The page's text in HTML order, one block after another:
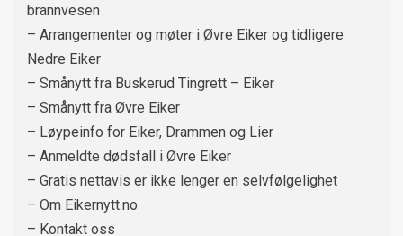
brannvesen
– Arrangementer og møter i Øvre Eiker og tidligere
Nedre Eiker
– Smånytt fra Buskerud Tingrett – Eiker
– Smånytt fra Øvre Eiker
– Løypeinfo for Eiker, Drammen og Lier
– Anmeldte dødsfall i Øvre Eiker
– Gratis nettavis er ikke lenger en selvfølgelighet
– Om Eikernytt.no
– Kontakt oss